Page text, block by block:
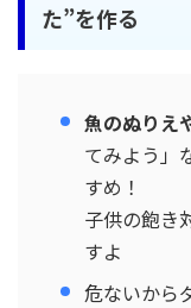
た”を作る
魚のぬりえ
てみよう」
すめ！
子供の飽き
すよ
危ないから